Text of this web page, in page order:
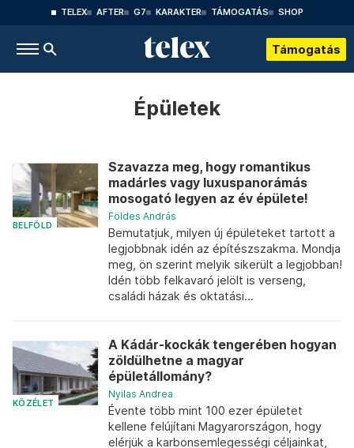
TELEX AFTER G7 KARAKTER TÁMOGATÁS SHOP
Támogatás
Épületek
BELFÖLD
Szavazza meg, hogy romantikus
madárles vagy luxuspanorámás
mosogató legyen az év épülete!
Földes András
Bemutatjuk, milyen új épületeket tartott a
legjobbnak idén az építészszakma. Mondja
meg, ön szerint melyik sikerült a legjobban!
Idén több felkavaró jelölt is verseng,
családi házak és oktatási...
KÖZÉLET
A Kádár-kockák tengerében hogyan
zöldülhetne a magyar
épületállomány?
Nyilas Andrea
Évente több mint 100 ezer épületet
kellene felújítani Magyarországon, hogy
elérjük a karbonsemlegességi céljainkat,